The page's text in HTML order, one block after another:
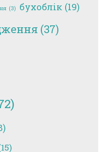
(3) бухоблік (19)
(37)